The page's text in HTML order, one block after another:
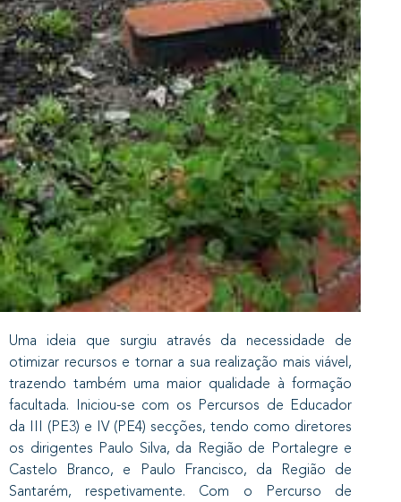
​Uma ideia que surgiu através da necessidade de
otimizar recursos e tornar a sua realização mais viável,
trazendo também uma maior qualidade à formação
facultada. Iniciou-se com os Percursos de Educador
da III (PE3) e IV (PE4) secções, tendo como diretores
os dirigentes Paulo Silva, da Região de Portalegre e
Castelo Branco, e Paulo Francisco, da Região de
Santarém, respetivamente. Com o Percurso de